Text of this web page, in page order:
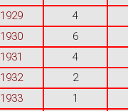
1929
4
1930
6
1931
4
1932
2
1933
1